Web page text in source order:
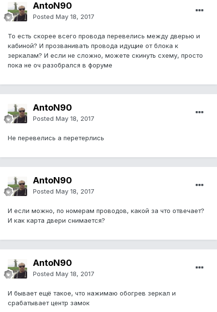
AntoN90
Posted May 18, 2017
То есть скорее всего провода перевелись между дверью и
кабиной? И прозванивать провода идущие от блока к
зеркалам? И если не сложно, можете скинуть схему, просто
пока не оч разобрался в форуме
AntoN90
Posted May 18, 2017
Не перевелись а перетерлись
AntoN90
Posted May 18, 2017
И если можно, по номерам проводов, какой за что отвечает?
И как карта двери снимается?
AntoN90
Posted May 18, 2017
И бывает ещё такое, что нажимаю обогрев зеркал и
срабатывает центр замок